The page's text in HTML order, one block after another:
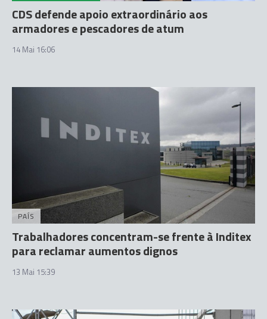
CDS defende apoio extraordinário aos
armadores e pescadores de atum
14 Mai 16:06
PAÍS
Trabalhadores concentram-se frente à Inditex
para reclamar aumentos dignos
13 Mai 15:39